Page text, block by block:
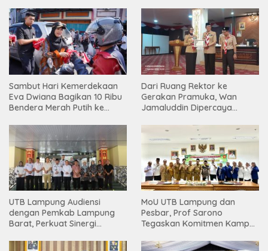
Sambut Hari Kemerdekaan
Eva Dwiana Bagikan 10 Ribu
Bendera Merah Putih ke
Dari Ruang Rektor ke
Gerakan Pramuka, Wan
Jamaluddin Dipercaya
UTB Lampung Audiensi
dengan Pemkab Lampung
Barat, Perkuat Sinergi
Tinggi
MoU UTB Lampung dan
Pesbar, Prof Sarono
Tegaskan Komitmen Kampus
Masyarakat